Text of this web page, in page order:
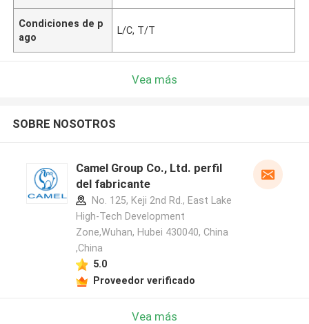
Condiciones de p
ago
L/C, T/T
Vea más
SOBRE NOSOTROS
Camel Group Co., Ltd. perfil
del fabricante
No. 125, Keji 2nd Rd., East Lake
High-Tech Development
Zone,Wuhan, Hubei 430040, China
,China
5.0
Proveedor verificado
Vea más